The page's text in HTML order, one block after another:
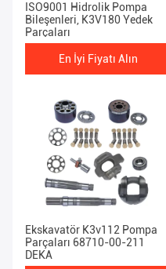
ISO9001 Hidrolik Pompa
Bileşenleri, K3V180 Yedek
Parçaları
En İyi Fiyatı Alın
Ekskavatör K3v112 Pompa
Parçaları 68710-00-211
DEKA